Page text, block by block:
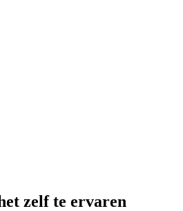
zelf te ervaren